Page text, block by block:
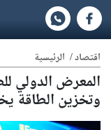
اقتصاد/ الرئيسية
المعرض الدولي
وتخزين الطاقة